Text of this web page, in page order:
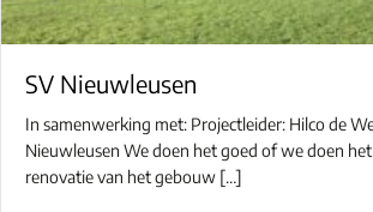
SV Nieuwleusen
In samenwerking met: Projectleider: Hilco de
Nieuwleusen We doen het goed of we doen
renovatie van het gebouw […]